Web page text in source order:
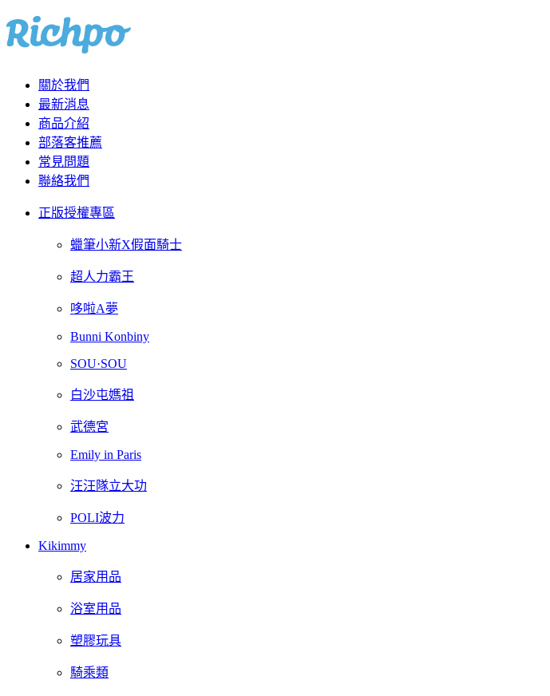
關於我們
最新消息
商品介紹
部落客推薦
常見問題
聯絡我們
正版授權專區
蠟筆小新X假面騎士
超人力霸王
哆啦A夢
Bunni Konbiny
SOU·SOU
白沙屯媽祖
武德宮
Emily in Paris
汪汪隊立大功
POLI波力
Kikimmy
居家用品
浴室用品
塑膠玩具
騎乘類